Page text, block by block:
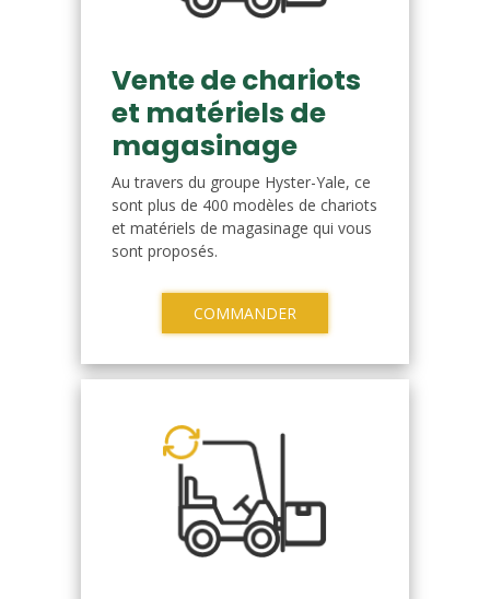
Vente de chariots
et matériels de
magasinage
Au travers du groupe Hyster-Yale, ce
sont plus de 400 modèles de chariots
et matériels de magasinage qui vous
sont proposés.
COMMANDER